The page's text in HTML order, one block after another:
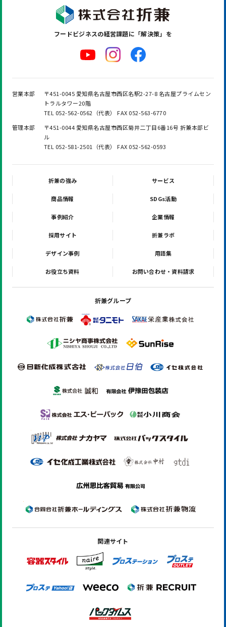
フードビジネスの経営課題に「解決策」を
営業本部
〒451-0045 愛知県名古屋市西区名駅2-27-8 名古屋プライムセン
トラルタワー20階
TEL 052-562-0562（代表） FAX 052-563-6770
管理本部
〒451-0044 愛知県名古屋市西区菊井二丁目6番16号 折兼本部ビ
ル
TEL 052-581-2501（代表） FAX 052-562-0593
折兼の強み サービス
商品情報 SDGs活動
事例紹介 企業情報
採用サイト 折兼ラボ
デザイン事例 用語集
お役立ち資料 お問い合わせ・資料請求
折兼グループ
関連サイト